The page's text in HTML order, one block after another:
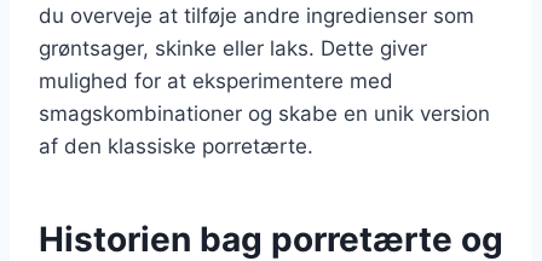
du overveje at tilføje andre ingredienser som
grøntsager, skinke eller laks. Dette giver
mulighed for at eksperimentere med
smagskombinationer og skabe en unik version
af den klassiske porretærte.
Historien bag porretærte og